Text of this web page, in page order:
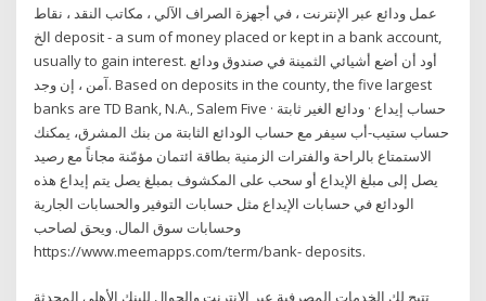
عمل ودائع عبر الإنترنت ، في أجهزة الصراف الآلي ، مكاتب النقد ، نقاط
الخ deposit - a sum of money placed or kept in a bank account,
usually to gain interest. أود أن أضع أشيائي الثمينة في صندوق ودائع
آمن ، إن وجد. Based on deposits in the county, the five largest
banks are TD Bank, N.A., Salem Five حساب إيداع · ودائع الغير ثابتة ·
حساب ستيب-أب سيفر مع حساب الودائع الثابتة من بنك المشرق، يمكنك
الاستمتاع بالراحة والفترات الزمنية بطاقة ائتمان مؤمّنة مجاناً مع رصيد
يصل إلى مبلغ الإيداع أو سحب على المكشوف بمبلغ يصل يتم إيداع هذه
الودائع في حسابات الإيداع مثل حسابات التوفير والحسابات الجارية
وحسابات سوق المال. ويحق لصاحب
https://www.meemapps.com/term/bank- deposits.
تتيح لك الخدمات المصرفية عبر الإنترنت والجوال للبنك الأهلي المحدثة